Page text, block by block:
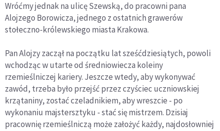
Wróćmy jednak na ulicę Szewską, do pracowni pana
Alojzego Borowicza, jednego z ostatnich grawerów
stołeczno-królewskiego miasta Krakowa.
Pan Alojzy zaczął na początku lat sześćdziesiątych, powoli
wchodząc w utarte od średniowiecza koleiny
rzemieślniczej kariery. Jeszcze wtedy, aby wykonywać
zawód, trzeba było przejść przez czyściec uczniowskiej
krzątaniny, zostać czeladnikiem, aby wreszcie - po
wykonaniu majstersztyku - stać się mistrzem. Dzisiaj
pracownię rzemieślniczą może założyć każdy, najdosłowniej